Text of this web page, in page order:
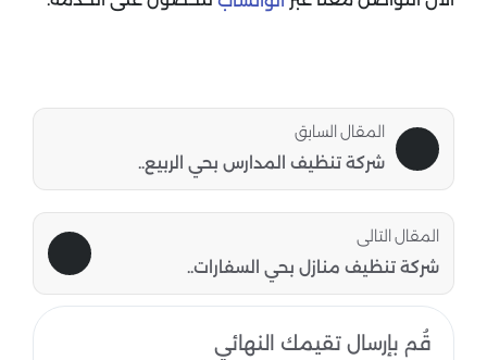
المقال السابق
شركة تنظيف المدارس بحي الربيع..
المقال التالى
شركة تنظيف منازل بحي السفارات..
قُم بإرسال تقيمك النهائي